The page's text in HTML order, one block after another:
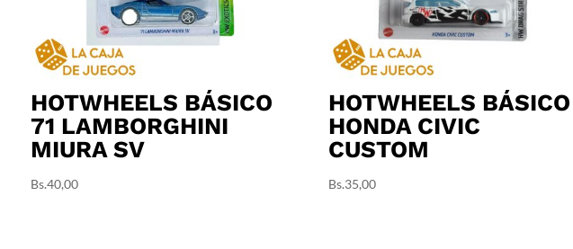
HOTWHEELS BÁSICO
71 LAMBORGHINI
MIURA SV
Bs.40,00
HOTWHEELS BÁSICO
HONDA CIVIC
CUSTOM
Bs.35,00